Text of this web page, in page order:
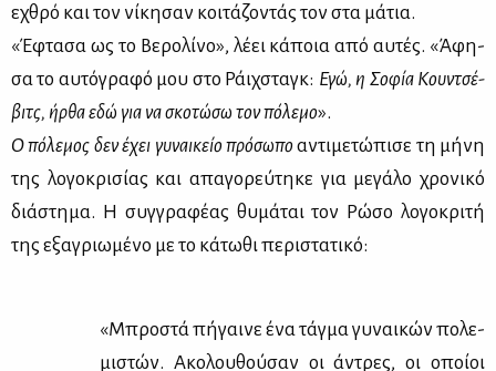
εχθρό και τον νί­κη­σαν κοι­τά­ζο­ντάς τον στα μά­τια.
«Έφτα­σα ως το Βε­ρο­λί­νο», λέ­ει κά­ποια από αυ­τές. «Άφη­
σα το αυ­τό­γρα­φό μου στο Ράιχ­σταγκ: Εγώ, η Σο­φία Κουν­τσέ­
βιτς, ήρ­θα εδώ για να σκο­τώ­σω τον πό­λε­μο».
Ο πό­λε­μος δεν έχει γυ­ναι­κείο πρό­σω­ποαντι­με­τώ­πι­σε τη μή­νη
της λο­γο­κρι­σί­ας και απα­γο­ρεύ­τη­κε για με­γά­λο χρο­νι­κό
διά­στη­μα. Η συγ­γρα­φέ­ας θυ­μά­ται τον Ρώ­σο λο­γο­κρι­τή
της εξα­γριω­μέ­νο με το κά­τω­θι πε­ρι­στα­τι­κό:
«Μπρο­στά πή­γαι­νε ένα τάγ­μα γυ­ναι­κών πο­λε­
μι­στών. Ακο­λου­θού­σαν οι άντρες, οι οποί­οι